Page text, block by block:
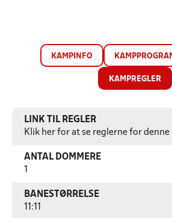
KAMPINFO
KAMPREGLER
LINK TIL REGLER
Klik her for at se reglerne for denne
ANTAL DOMMERE
BANESTØRRELSE
11:11